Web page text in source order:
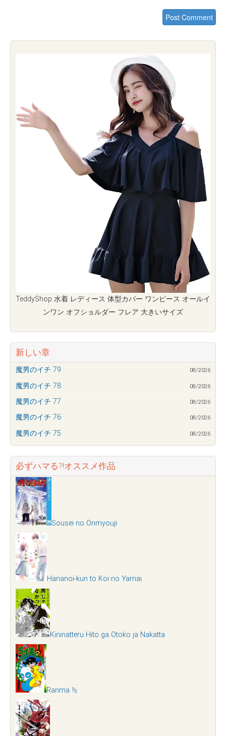
TeddyShop 水着 レディース 体型カバー ワンピース オールイ
ンワン オフショルダー フレア 大きいサイズ
新しい章
魔男のイチ 79 08/2026
魔男のイチ 78 08/2026
魔男のイチ 77 08/2026
魔男のイチ 76 08/2026
魔男のイチ 75 08/2026
必ずハマる?!オススメ作品
Sousei no Onmyouji
Hananoi-kun to Koi no Yamai
Kininatteru Hito ga Otoko ja Nakatta
Ranma ½